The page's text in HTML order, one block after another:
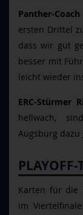
Panther-
ersten Drittel
dass wir gut
besser mit
leicht wieder
ERC-Stürmer
hellwach,
Augsburg dazu
Karten für die
im